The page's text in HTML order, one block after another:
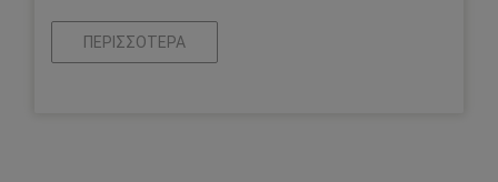
ΠΕΡΙΣΣΌΤΕΡΑ